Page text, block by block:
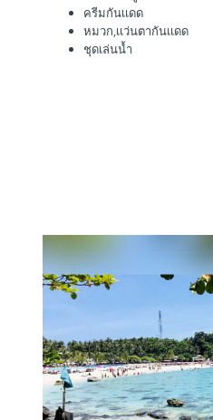
ครีมกันเเดด
หมวก,เเว่นตากันเเดด
ชุดเล่นน้ำ